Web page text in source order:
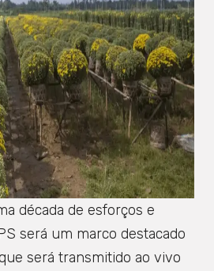
década de esforços e
será um marco destacado
será transmitido ao vivo